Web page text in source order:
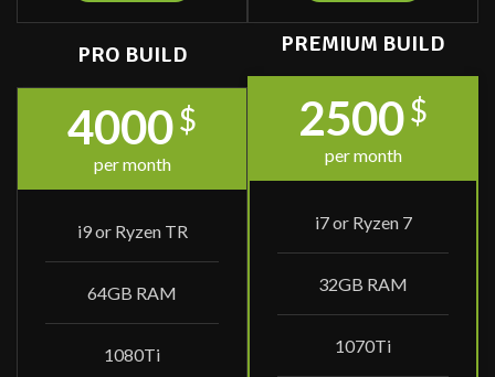
PREMIUM BUILD
$
2500
per month
i7 or Ryzen 7
32GB RAM
1070Ti
PRO BUILD
$
4000
per month
i9 or Ryzen TR
64GB RAM
1080Ti